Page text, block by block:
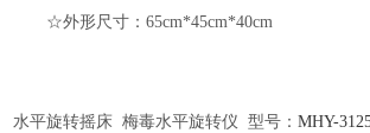
☆外形尺寸：65cm*45cm*40cm
水平旋转摇床 梅毒水平旋转仪 型号：MHY-